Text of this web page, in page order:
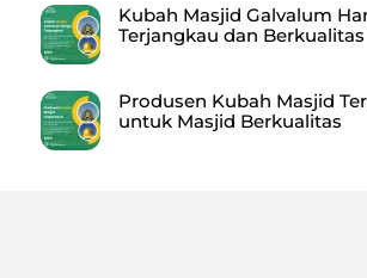
Kubah Masjid Galvalum
Terjangkau dan Berkualitas
Produsen Kubah Masjid
untuk Masjid Berkualitas